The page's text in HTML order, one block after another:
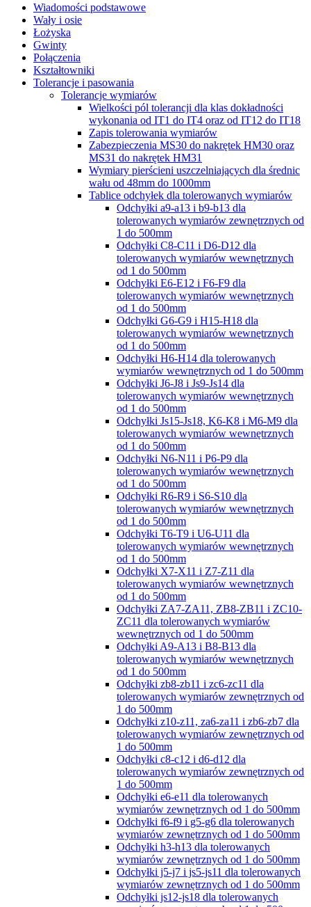
Wiadomości podstawowe
Wały i osie
Łożyska
Gwinty
Połączenia
Kształtowniki
Tolerancje i pasowania
Tolerancje wymiarów
Wielkości pól tolerancji dla klas dokładności
wykonania od IT1 do IT4 oraz od IT12 do IT18
Zapis tolerowania wymiarów
Zabezpieczenia MS30 do nakrętek HM30 oraz
MS31 do nakrętek HM31
Wymiary pierścieni uszczelniających dla średnic
wału od 48mm do 1000mm
Tablice odchyłek dla tolerowanych wymiarów
Odchyłki a9-a13 i b9-b13 dla
tolerowanych wymiarów zewnętrznych od
1 do 500mm
Odchyłki C8-C11 i D6-D12 dla
tolerowanych wymiarów wewnętrznych
od 1 do 500mm
Odchyłki E6-E12 i F6-F9 dla
tolerowanych wymiarów wewnętrznych
od 1 do 500mm
Odchyłki G6-G9 i H15-H18 dla
tolerowanych wymiarów wewnętrznych
od 1 do 500mm
Odchyłki H6-H14 dla tolerowanych
wymiarów wewnętrznych od 1 do 500mm
Odchyłki J6-J8 i Js9-Js14 dla
tolerowanych wymiarów wewnętrznych
od 1 do 500mm
Odchyłki Js15-Js18, K6-K8 i M6-M9 dla
tolerowanych wymiarów wewnętrznych
od 1 do 500mm
Odchyłki N6-N11 i P6-P9 dla
tolerowanych wymiarów wewnętrznych
od 1 do 500mm
Odchyłki R6-R9 i S6-S10 dla
tolerowanych wymiarów wewnętrznych
od 1 do 500mm
Odchyłki T6-T9 i U6-U11 dla
tolerowanych wymiarów wewnętrznych
od 1 do 500mm
Odchyłki X7-X11 i Z7-Z11 dla
tolerowanych wymiarów wewnętrznych
od 1 do 500mm
Odchyłki ZA7-ZA11, ZB8-ZB11 i ZC10-
ZC11 dla tolerowanych wymiarów
wewnętrznych od 1 do 500mm
Odchyłki A9-A13 i B8-B13 dla
tolerowanych wymiarów wewnętrznych
od 1 do 500mm
Odchyłki zb8-zb11 i zc6-zc11 dla
tolerowanych wymiarów zewnętrznych od
1 do 500mm
Odchyłki z10-z11, za6-za11 i zb6-zb7 dla
tolerowanych wymiarów zewnętrznych od
1 do 500mm
Odchyłki c8-c12 i d6-d12 dla
tolerowanych wymiarów zewnętrznych od
1 do 500mm
Odchyłki e6-e11 dla tolerowanych
wymiarów zewnętrznych od 1 do 500mm
Odchyłki f6-f9 i g5-g6 dla tolerowanych
wymiarów zewnętrznych od 1 do 500mm
Odchyłki h3-h13 dla tolerowanych
wymiarów zewnętrznych od 1 do 500mm
Odchyłki j5-j7 i js5-js11 dla tolerowanych
wymiarów zewnętrznych od 1 do 500mm
Odchyłki js12-js18 dla tolerowanych